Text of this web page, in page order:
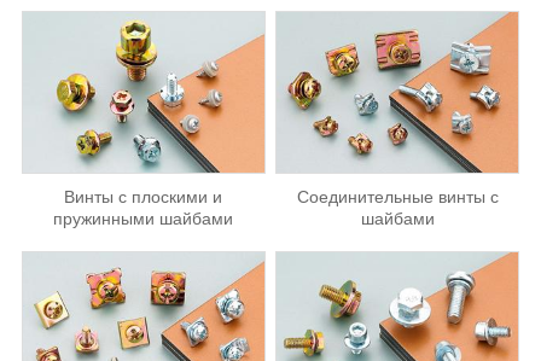
Винты с плоскими и
пружинными шайбами
Соединительные винты с
шайбами